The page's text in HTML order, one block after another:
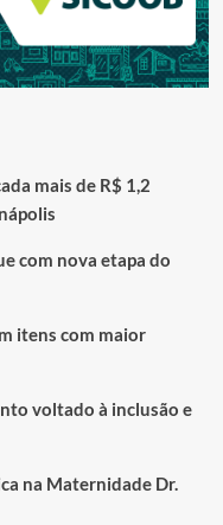
mais de R$ 1,2
com nova etapa do
itens com maior
voltado à inclusão e
na Maternidade Dr.